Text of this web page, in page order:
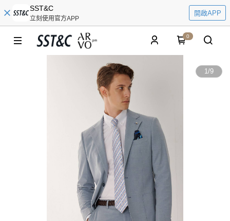
SST&C
立刻使用官方APP
開啟APP
0
1/9